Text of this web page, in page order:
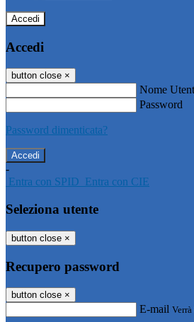
Accedi
Accedi
button close ×
Nome
Password
Password dimenticata?
-
Entra con SPID Entra con CIE
Seleziona utente
button close ×
Recupero password
button close ×
E-mail